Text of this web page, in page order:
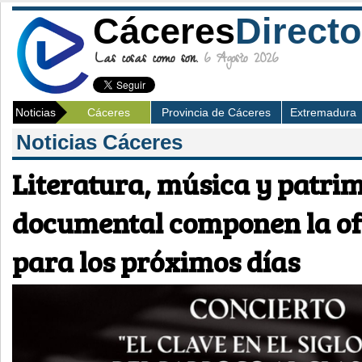
CáceresDirecto
Las cosas como son. 6 Agosto 2026
Noticias Cáceres Provincia de Cáceres Extremadura
Noticias Cáceres
Literatura, música y
documental componen la
para los próximos días